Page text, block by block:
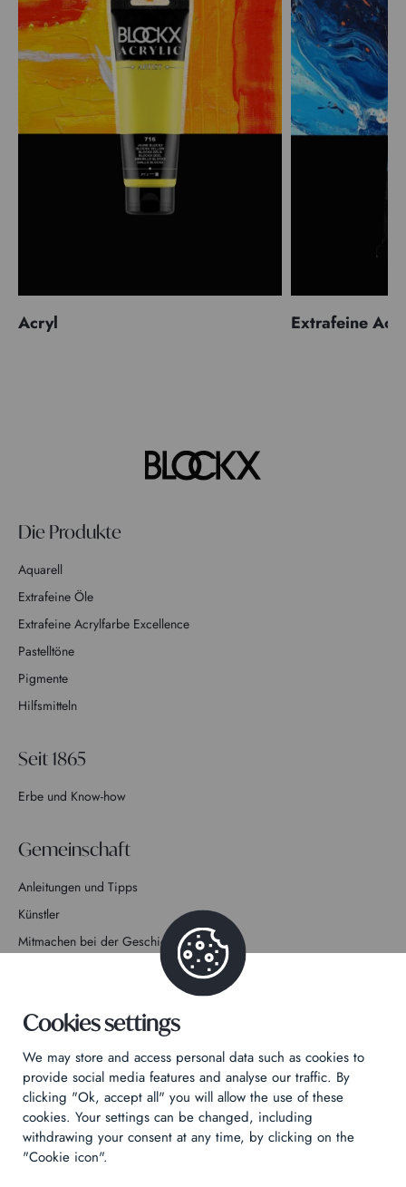
Acryl Extrafeine
Die Produkte
Aquarell
Extrafeine Öle
Extrafeine Acrylfarbe Excellence
Pastelltöne
Pigmente
Hilfsmitteln
Seit 1865
Erbe und Know-how
Gemeinschaft
Anleitungen und Tipps
Künstler
Mitmachen bei der Geschichte
Datenschutzrichtlinie
Rechtliche Hinweise
Technical & Legal informations
Cookies settings
We may store and access personal data such as cookies to
provide social media features and analyse our traffic. By
clicking "Ok, accept all" you will allow the use of these
cookies. Your settings can be changed, including
withdrawing your consent at any time, by clicking on the
"Cookie icon".